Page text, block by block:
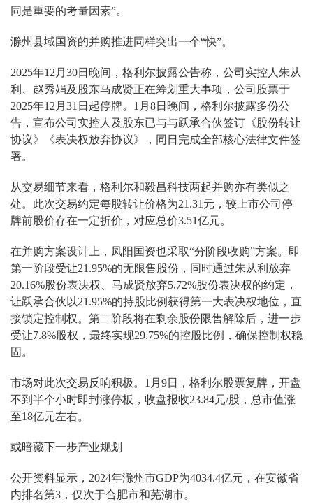
同是重要的考量因素”。
滁州县域国资的并购推进同样突出一个“快”。
2025年12月30日晚间，格利尔披露公告称，公司实控人朱从
利、赵秀娟及股东马成贤正在筹划重大事项，公司股票于
2025年12月31日起停牌。1月8日晚间，格利尔披露多份公
告，宣布公司实控人及股东已与与跃承合伙签订《股份转让
协议》《表决权放弃协议》，同日完成全部核心法律文件签
署。
从交易细节来看，格利尔和毅昌科技两起并购亦有类似之
处。此次交易约定每股转让价格为21.31元，较上市公司停
牌前股价存在一定折价，对应总价3.51亿元。
在并购方案设计上，凤阳国资也采取“分阶段收购”方案。即
第一阶段受让21.95%的无限售股份，同时通过朱从利放弃
20.16%股份表决权、马成贤放弃5.72%股份表决权的约定，
让跃承合伙以21.95%的持股比例获得第一大表决权地位，直
接锁定控制权。第二阶段将在剩余股份限售解除后，进一步
受让7.8%股权，最终实现29.75%的控股比例，确保控制权稳
固。
市场对此次交易反响积极。1月9日，格利尔股票复牌，开盘
不到半个小时即封涨停板，收盘报收23.84元/股，总市值涨
至18亿元左右。
或暗藏下一步产业规划
公开资料显示，2024年滁州市GDP为4034.4亿元，在安徽省
内排名第3，仅次于合肥市和芜湖市。